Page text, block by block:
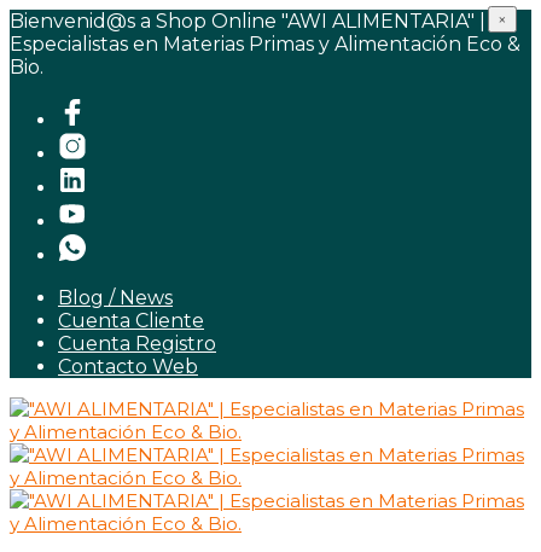
Bienvenid@s a Shop Online "AWI ALIMENTARIA" |
Especialistas en Materias Primas y Alimentación Eco &
Bio.
Blog / News
Cuenta Cliente
Cuenta Registro
Contacto Web
×